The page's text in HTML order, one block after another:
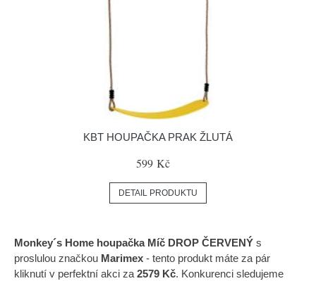
KBT HOUPAČKA PRAK ŽLUTÁ
599 Kč
DETAIL PRODUKTU
Monkey´s Home houpačka Míč DROP ČERVENÝ s
proslulou značkou Marimex - tento produkt máte za pár
kliknutí v perfektní akci za 2579 Kč. Konkurenci sledujeme